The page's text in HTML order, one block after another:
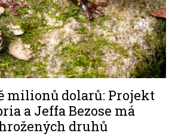
milionů dolarů: Projekt
a Jeffa Bezose má
druhů